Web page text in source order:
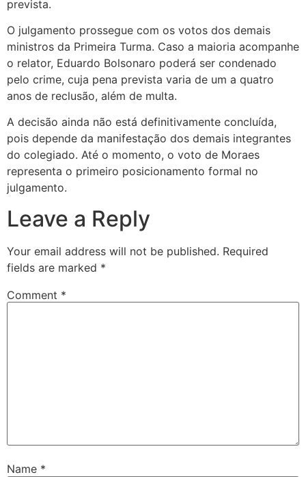
prevista.
O julgamento prossegue com os votos dos demais
ministros da Primeira Turma. Caso a maioria acompanhe
o relator, Eduardo Bolsonaro poderá ser condenado
pelo crime, cuja pena prevista varia de um a quatro
anos de reclusão, além de multa.
A decisão ainda não está definitivamente concluída,
pois depende da manifestação dos demais integrantes
do colegiado. Até o momento, o voto de Moraes
representa o primeiro posicionamento formal no
julgamento.
Leave a Reply
Your email address will not be published. Required
fields are marked *
Comment *
Name *